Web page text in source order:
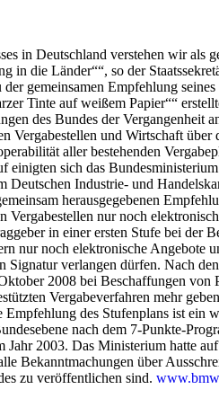
in Deutschland verstehen wir als
in die Länder““, so der
gemeinsamen Empfehlung seines
Tinte auf weißem Papier““
des Bundes der Vergangenheit
und Wirtschaft über
aller bestehenden
einigten sich das
Deutschen Industrie- und
herausgegebenen
nur noch
in einer ersten Stufe bei der
nur noch elektronische Angebote
Signatur verlangen dürfen. Nach
2008 bei Beschaffungen von
Vergabeverfahren mehr
des Stufenplans ist ein
nach dem 7-Punkte-
2003. Das Ministerium hatte
Bekanntmachungen über
zu veröffentlichen sind.